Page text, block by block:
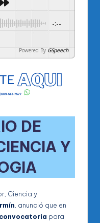
-:--
Powered By GSpeech
DE
Y
Ciencia y
, anunció que en
convocatoria para